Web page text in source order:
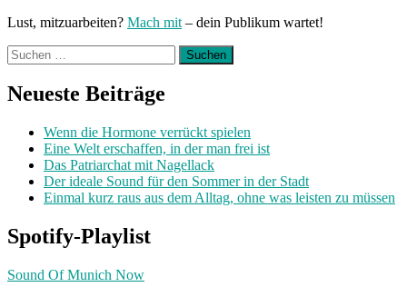
Lust, mitzuarbeiten? Mach mit – dein Publikum wartet!
Suchen
nach:
Neueste Beiträge
Wenn die Hormone verrückt spielen
Eine Welt erschaffen, in der man frei ist
Das Patriarchat mit Nagellack
Der ideale Sound für den Sommer in der Stadt
Einmal kurz raus aus dem Alltag, ohne was leisten zu müssen
Spotify-Playlist
Sound Of Munich Now